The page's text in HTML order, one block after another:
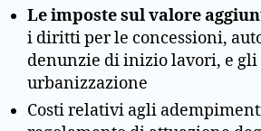
Le imposte sul valore
i diritti per le concessioni,
denunzie di inizio lavori, e
urbanizzazione
Costi relativi agli